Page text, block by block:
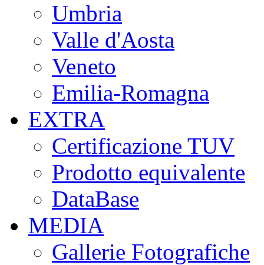
Umbria
Valle d'Aosta
Veneto
Emilia-Romagna
EXTRA
Certificazione TUV
Prodotto equivalente
DataBase
MEDIA
Gallerie Fotografiche